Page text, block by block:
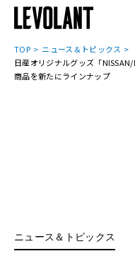
TOP
ニュース＆トピックス
日産オリジナルグッズ「
商品を新たにラインナップ
ニュース＆トピックス